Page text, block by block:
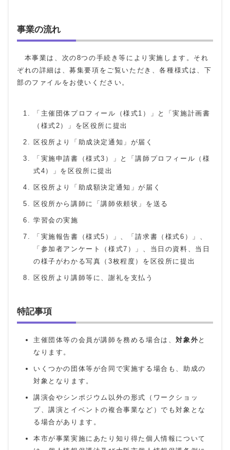
事業の流れ
本事業は、次の8つの手続き等により実施します。それ
ぞれの詳細は、募集要項をご覧いただき、各種様式は、下
部のファイルをお使いください。
「主催団体プロフィール（様式1）」と「実施計画書
（様式2）」を区役所に提出
区役所より「助成決定通知」が届く
「実施申請書（様式3）」と「講師プロフィール（様
式4）」を区役所に提出
区役所より「助成額決定通知」が届く
区役所から講師に「講師依頼状」を送る
学習会の実施
「実施報告書（様式5）」、「請求書（様式6）」、
「参加者アンケート（様式7）」、当日の資料、当日
の様子がわかる写真（3枚程度）を区役所に提出
区役所より講師等に、謝礼を支払う
特記事項
主催団体等の会員が講師を務める場合は、対象外 と
なります。
いくつかの団体等が合同で実施する場合も、助成の
対象となります。
講演会やシンポジウム以外の形式（ワークショッ
プ、講演とイベントの複合事業など）でも対象とな
る場合があります。
本市が事業実施にあたり知り得た個人情報について